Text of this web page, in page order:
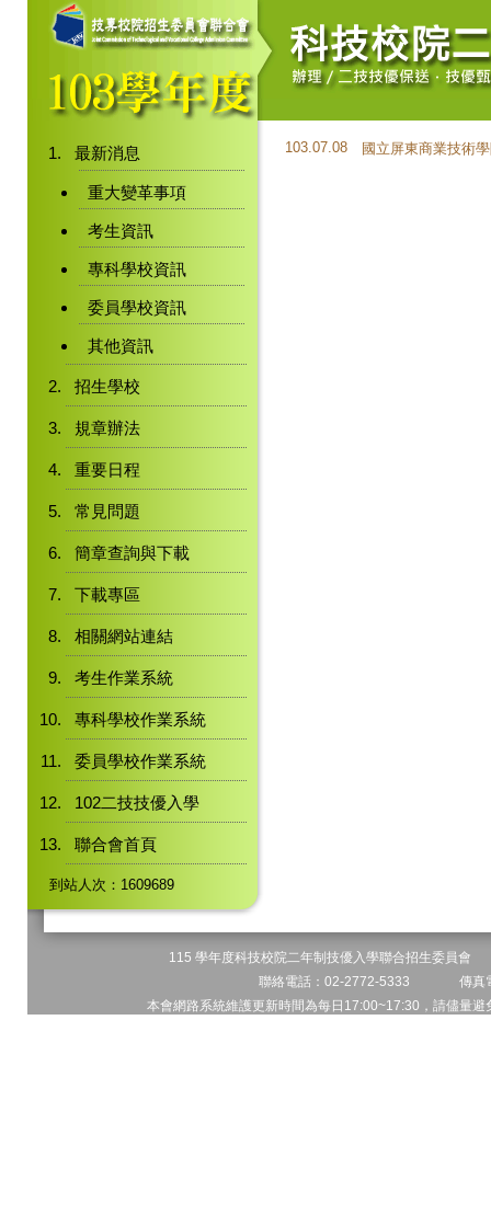
最新消息
重大變革事項
考生資訊
專科學校資訊
委員學校資訊
其他資訊
招生學校
規章辦法
重要日程
常見問題
簡章查詢與下載
下載專區
相關網站連結
考生作業系統
專科學校作業系統
委員學校作業系統
102二技技優入學
聯合會首頁
到站人次：1609689
103.07.08 國立屏東商業技術
115 學年度科技校院二年制技優入學聯合招生委員
聯絡電話：02-2772-5333 傳
本會網路系統維護更新時間為每日17:00~17:30，請儘量